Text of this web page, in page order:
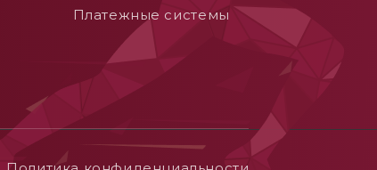
Платежные системы